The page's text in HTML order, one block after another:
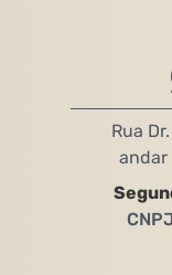
Rua
andar